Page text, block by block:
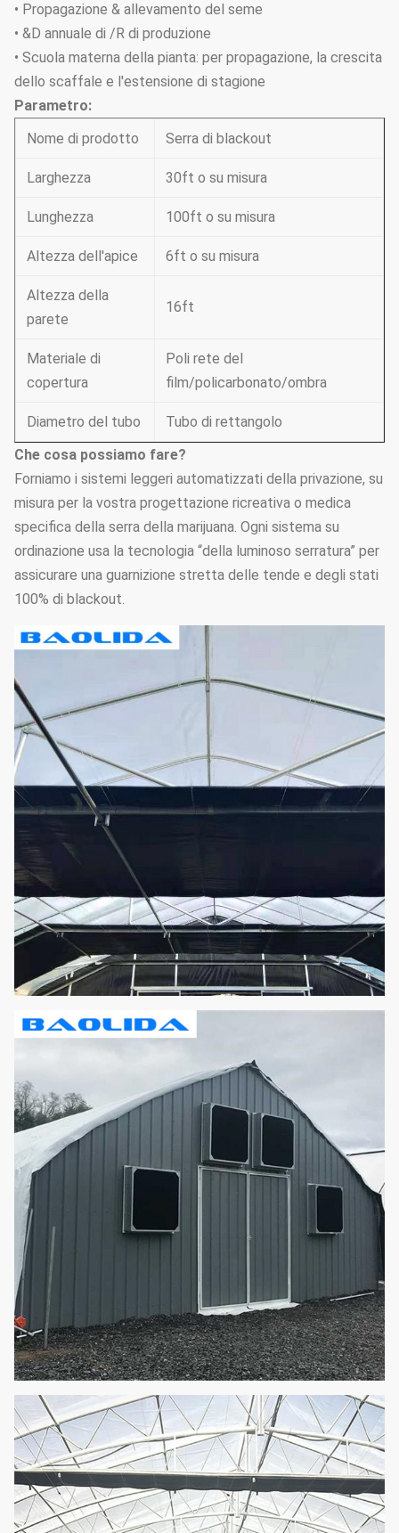
• Propagazione & allevamento del seme
• &D annuale di /R di produzione
• Scuola materna della pianta: per propagazione, la crescita
dello scaffale e l'estensione di stagione
Parametro:
Nome di prodotto
Serra di blackout
Larghezza 30ft o su misura
Lunghezza 100ft o su misura
Altezza dell'apice 6ft o su misura
Altezza della
parete
16ft
Materiale di
copertura
Poli rete del
film/policarbonato/ombra
Diametro del tubo
Tubo di rettangolo
Che cosa possiamo fare?
Forniamo i sistemi leggeri automatizzati della privazione, su
misura per la vostra progettazione ricreativa o medica
specifica della serra della marijuana. Ogni sistema su
ordinazione usa la tecnologia “della luminoso serratura” per
assicurare una guarnizione stretta delle tende e degli stati
100% di blackout.